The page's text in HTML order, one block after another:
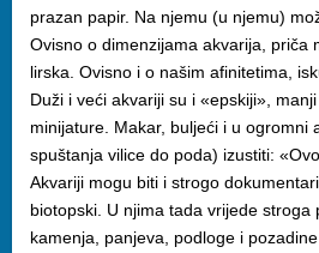
prazan papir. Na njemu (u njemu)
Ovisno o dimenzijama akvarija, priča
lirska. Ovisno i o našim afinitetima,
Duži i veći akvariji su i «epskiji»,
minijature. Makar, buljeći i u ogromni
spuštanja vilice do poda) izustiti:
Akvariji mogu biti i strogo
biotopski. U njima tada vrijede stroga
kamenja, panjeva, podloge i